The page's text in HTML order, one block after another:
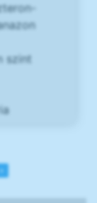
szint
»